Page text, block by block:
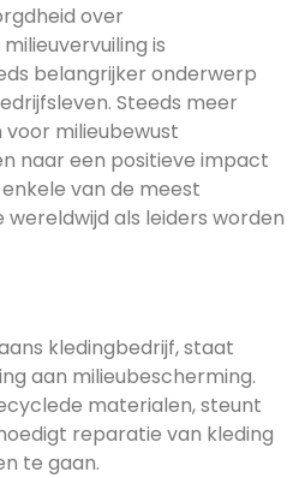
over
is
belangrijker onderwerp
Steeds meer
milieubewust
naar een positieve impact
van de meest
als leiders worden
kledingbedrijf, staat
aan milieubescherming.
materialen, steunt
reparatie van kleding
te gaan.